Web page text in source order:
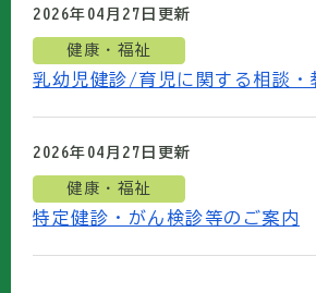
2026年04月27日 更新
健康・福祉
乳幼児健診/育児に関する相談・
2026年04月27日 更新
健康・福祉
特定健診・がん検診等のご案内